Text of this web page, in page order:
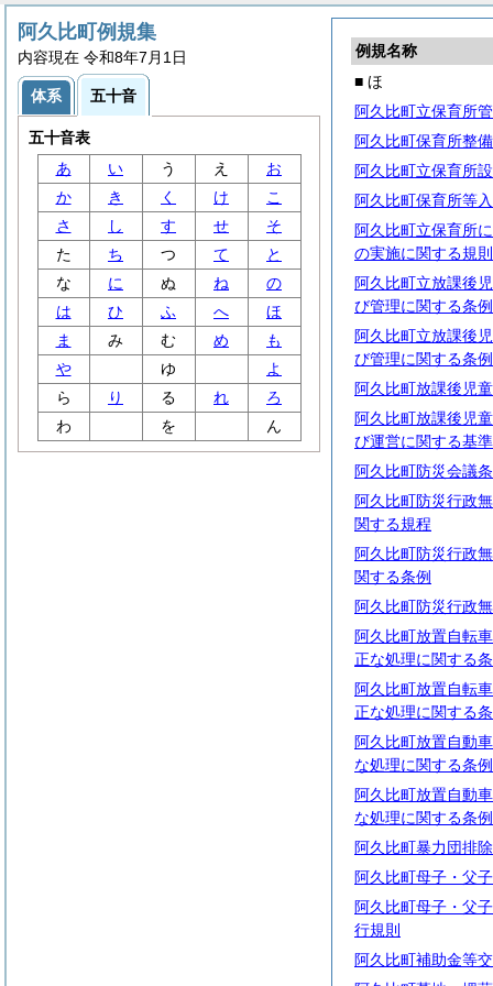
例規名称
■ ほ
阿久比町立保育所
阿久比町保育所整
阿久比町立保育所
阿久比町保育所等
阿久比町立保育所
の実施に関する規則
阿久比町立放課後
び管理に関する条例
阿久比町立放課後
び管理に関する条
阿久比町放課後児
阿久比町放課後児
び運営に関する基
阿久比町防災会議
阿久比町防災行政
関する規程
阿久比町防災行政
関する条例
阿久比町防災行政
阿久比町放置自転
正な処理に関する
阿久比町放置自転
正な処理に関する
阿久比町放置自動
な処理に関する条例
阿久比町放置自動
な処理に関する条
阿久比町暴力団排
阿久比町母子・父
阿久比町母子・父
行規則
阿久比町補助金等
阿久比町例規集
内容現在 令和8年7月1日
体系 五十音
五十音表
あ
い う え
お
か
き く け
こ
さ
し す せ
そ
た
ち つ て
と
な
に ぬ ね
の
は
ひ ふ へ
ほ
ま
み む め
も
や
ゆ
よ
ら
り る れ
ろ
わ
を ん